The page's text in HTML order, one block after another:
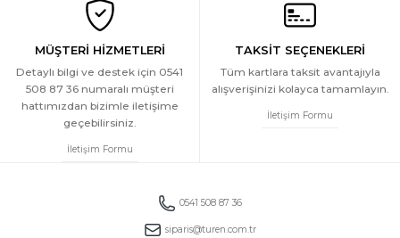
MÜŞTERİ HİZMETLERİ
Detaylı bilgi ve destek için 0541
508 87 36 numaralı müşteri
hattımızdan bizimle iletişime
geçebilirsiniz.
İletişim Formu
TAKSİT SEÇENEKLERİ
Tüm kartlara taksit avantajıyla
alışverişinizi kolayca tamamlayın.
İletişim Formu
0541 508 87 36
siparis@turen.com.tr